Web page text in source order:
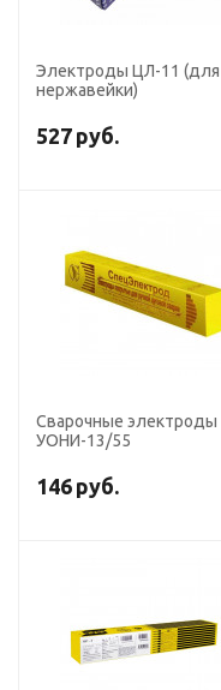
Электроды ЦЛ-11 (для
нержавейки)
527 руб.
Сварочные электроды
УОНИ-13/55
146 руб.